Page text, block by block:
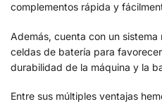
complementos rápida y
Además, cuenta con un
celdas de batería para
durabilidad de la máquina y la
Entre sus múltiples ventajas